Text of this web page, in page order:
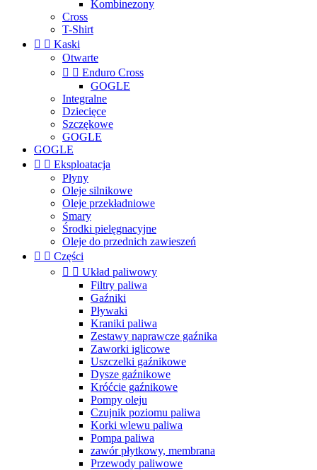
Kombinezony
Cross
T-Shirt
  Kaski
Otwarte
  Enduro Cross
GOGLE
Integralne
Dziecięce
Szczękowe
GOGLE
GOGLE
  Eksploatacja
Płyny
Oleje silnikowe
Oleje przekładniowe
Smary
Środki pielęgnacyjne
Oleje do przednich zawieszeń
  Części
  Układ paliwowy
Filtry paliwa
Gaźniki
Pływaki
Kraniki paliwa
Zestawy naprawcze gaźnika
Zaworki iglicowe
Uszczelki gaźnikowe
Dysze gaźnikowe
Króćcie gaźnikowe
Pompy oleju
Czujnik poziomu paliwa
Korki wlewu paliwa
Pompa paliwa
zawór płytkowy, membrana
Przewody paliwowe